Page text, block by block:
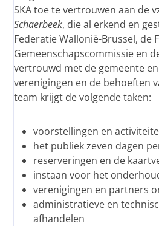
SKA toe te vertrouwen aan de
Schaerbeek, die al erkend en
Federatie Wallonië-Brussel, de
Gemeenschapscommissie en
vertrouwd met de gemeente
verenigingen en de behoeften
team krijgt de volgende taken:
voorstellingen en
het publiek zeven dagen
reserveringen en de
instaan voor het
verenigingen en partners
administratieve en
afhandelen